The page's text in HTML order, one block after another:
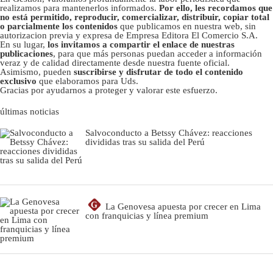
realizamos para mantenerlos informados. Por ello, les recordamos que
no está permitido, reproducir, comercializar, distribuir, copiar total
o parcialmente los contenidos que publicamos en nuestra web, sin
autorizacion previa y expresa de Empresa Editora El Comercio S.A.
En su lugar, los invitamos a compartir el enlace de nuestras
publicaciones, para que más personas puedan acceder a información
veraz y de calidad directamente desde nuestra fuente oficial.
Asimismo, pueden suscribirse y disfrutar de todo el contenido
exclusivo que elaboramos para Uds.
Gracias por ayudarnos a proteger y valorar este esfuerzo.
últimas noticias
Salvoconducto a Betssy Chávez: reacciones
divididas tras su salida del Perú
G
La Genovesa apuesta por crecer en Lima
con franquicias y línea premium